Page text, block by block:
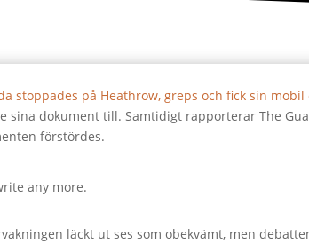
stoppades på Heathrow, greps och fick sin
sina dokument till. Samtidigt rapporterar The
förstördes.
any more.
läckt ut ses som obekvämt, men